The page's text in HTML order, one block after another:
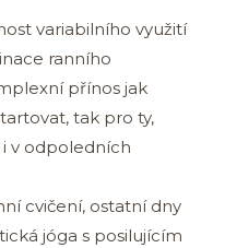
variabilního využití
ranního
přínos jak
tak pro ty,
v odpoledních
cvičení, ostatní dny
jóga s posilujícím